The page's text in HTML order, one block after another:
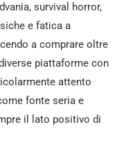
survival horror,
e fatica a
a comprare oltre
piattaforme con
attento
fonte seria e
il lato positivo di